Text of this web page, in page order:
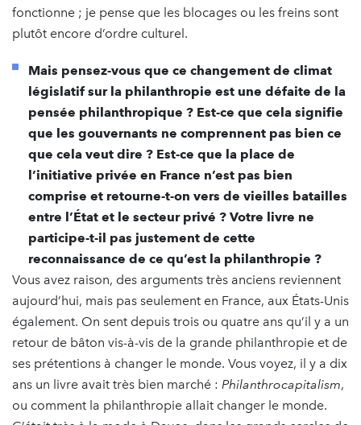
fonctionne ; je pense que les blocages ou les freins sont
plutôt encore d’ordre culturel.
Mais pensez-vous que ce changement de climat
législatif sur la philanthropie est une défaite de la
pensée philanthropique ? Est-ce que cela signifie
que les gouvernants ne comprennent pas bien ce
que cela veut dire ? Est-ce que la place de
l’initiative privée en France n’est pas bien
comprise et retourne-t-on vers de vieilles batailles
entre l’État et le secteur privé ? Votre livre ne
participe-t-il pas justement de cette
reconnaissance de ce qu’est la philanthropie ?
Vous avez raison, des arguments très anciens reviennent
aujourd’hui, mais pas seulement en France, aux États-Unis
également. On sent depuis trois ou quatre ans qu’il y a un
retour de bâton vis-à-vis de la grande philanthropie et de
ses prétentions à changer le monde. Vous voyez, il y a dix
ans un livre avait très bien marché : Philanthrocapitalism,
ou comment la philanthropie allait changer le monde.